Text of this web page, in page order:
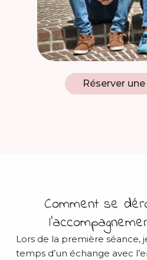
Réserver
Comment se
Lors de la première séance,
temps d’un échange avec